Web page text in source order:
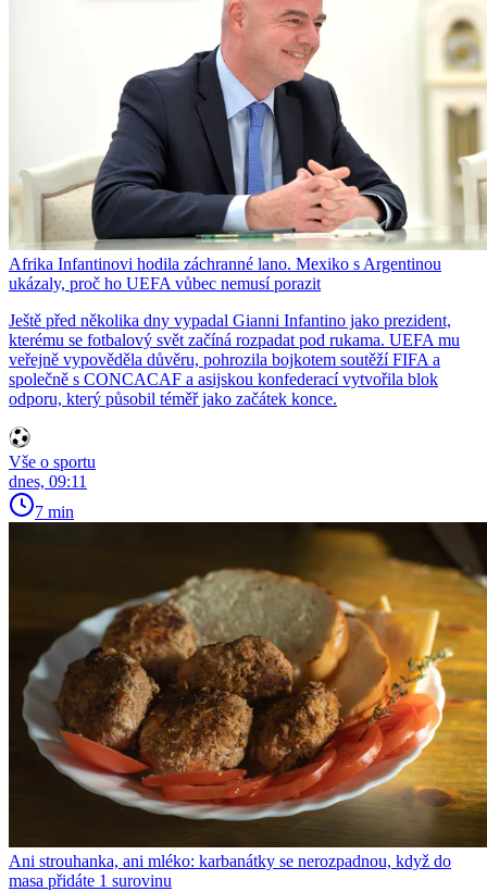
Afrika Infantinovi hodila záchranné lano. Mexiko s Argentinou
ukázaly, proč ho UEFA vůbec nemusí porazit
Ještě před několika dny vypadal Gianni Infantino jako prezident,
kterému se fotbalový svět začíná rozpadat pod rukama. UEFA mu
veřejně vypověděla důvěru, pohrozila bojkotem soutěží FIFA a
společně s CONCACAF a asijskou konfederací vytvořila blok
odporu, který působil téměř jako začátek konce.
Vše o sportu
dnes, 09:11
7 min
Ani strouhanka, ani mléko: karbanátky se nerozpadnou, když do
masa přidáte 1 surovinu